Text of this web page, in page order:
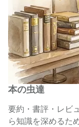
本の虫達
要約・書評・レビ
ら知識を深めるた